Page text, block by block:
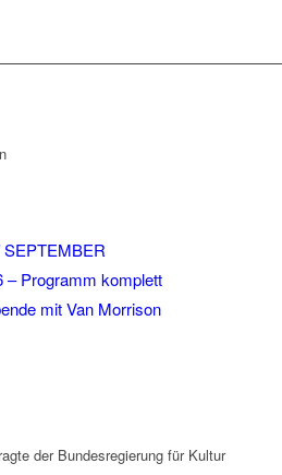
– Programm komplett
mit Van Morrison
der Bundesregierung für Kultur